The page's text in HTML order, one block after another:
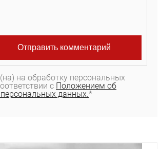
на обработку персональных
с Положением об
данных.*